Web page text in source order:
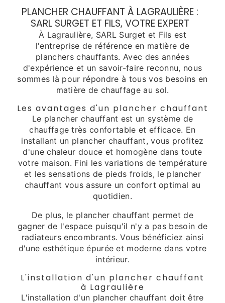
PLANCHER CHAUFFANT À LAGRAULIÈRE :
SARL SURGET ET FILS, VOTRE EXPERT
À Lagraulière, SARL Surget et Fils est
l'entreprise de référence en matière de
planchers chauffants. Avec des années
d'expérience et un savoir-faire reconnu, nous
sommes là pour répondre à tous vos besoins en
matière de chauffage au sol.
Les avantages d'un plancher chauffant
Le plancher chauffant est un système de
chauffage très confortable et efficace. En
installant un plancher chauffant, vous profitez
d'une chaleur douce et homogène dans toute
votre maison. Fini les variations de température
et les sensations de pieds froids, le plancher
chauffant vous assure un confort optimal au
quotidien.
De plus, le plancher chauffant permet de
gagner de l'espace puisqu'il n'y a pas besoin de
radiateurs encombrants. Vous bénéficiez ainsi
d'une esthétique épurée et moderne dans votre
intérieur.
L'installation d'un plancher chauffant
à Lagraulière
L'installation d'un plancher chauffant doit être